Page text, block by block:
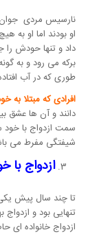
نارسیس مردی
او بودند اما او به
داد و تنها حودش
برکه می رود و به
طوری که در آب
افرادی که مبتلا به
دانند و آن ها عشق
سمت ازدواج با خود
شیفتگی مفرط می
ازدواج با
تا چند سال پیش
تنهایی بود و
ازدواج خانواده